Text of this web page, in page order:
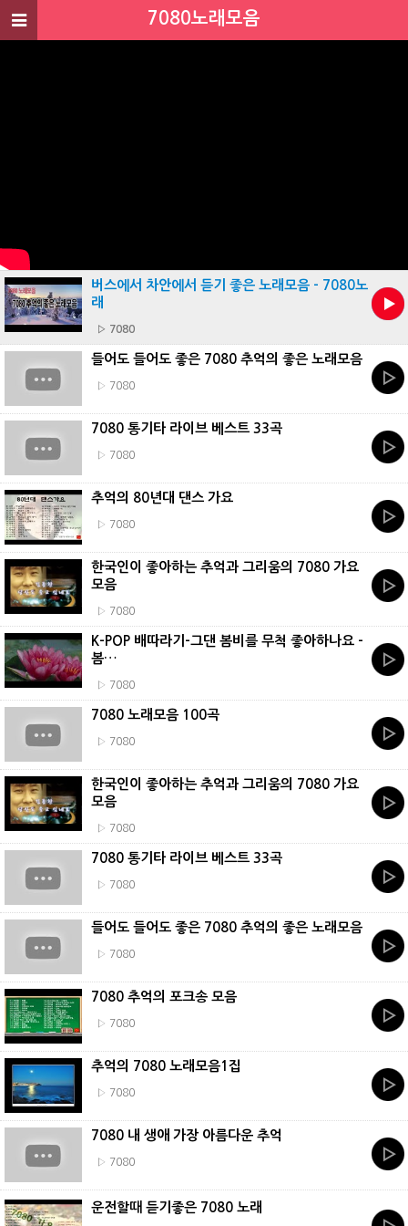
보
취
급
7080노래모음
버스에서 차안에서 듣기 좋은 노래모음 - 7080노
래
▷ 7080
들어도 들어도 좋은 7080 추억의 좋은 노래모음
▷ 7080
7080 통기타 라이브 베스트 33곡
▷ 7080
추억의 80년대 댄스 가요
▷ 7080
한국인이 좋아하는 추억과 그리움의 7080 가요
모음
▷ 7080
K-POP 배따라기-그댄 봄비를 무척 좋아하나요 -
봄…
▷ 7080
7080 노래모음 100곡
▷ 7080
한국인이 좋아하는 추억과 그리움의 7080 가요
모음
▷ 7080
7080 통기타 라이브 베스트 33곡
▷ 7080
들어도 들어도 좋은 7080 추억의 좋은 노래모음
▷ 7080
7080 추억의 포크송 모음
▷ 7080
추억의 7080 노래모음1집
▷ 7080
7080 내 생애 가장 아름다운 추억
▷ 7080
운전할때 듣기좋은 7080 노래